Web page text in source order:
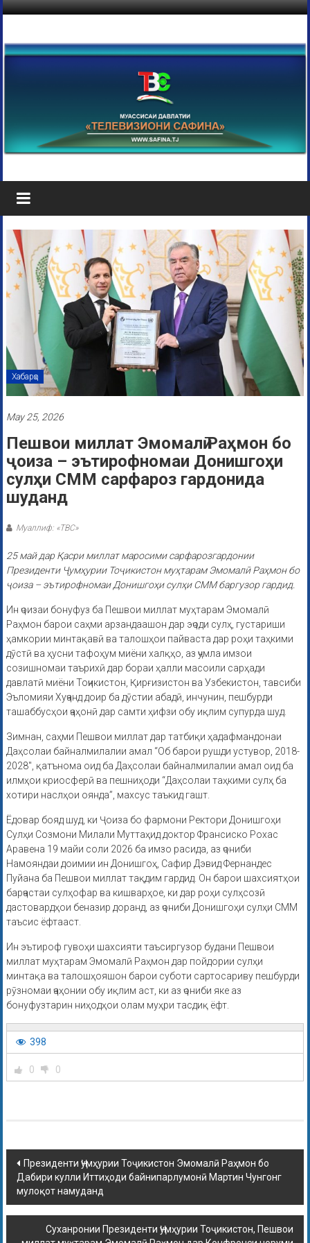
Хабарҳо
May 25, 2026
Пешвои миллат Эмомалӣ Раҳмон бо
ҷоиза – эътирофномаи Донишгоҳи
сулҳи СММ сарфароз гардонида
шуданд
Муаллиф: «ТВС»
25 май дар Қасри миллат маросими сарфарозгардонии
Президенти Ҷумҳурии Тоҷикистон муҳтарам Эмомалӣ Раҳмон бо
ҷоиза – эътирофномаи Донишгоҳи сулҳи СММ баргузор гардид.
Ин ҷоизаи бонуфуз ба Пешвои миллат муҳтарам Эмомалӣ
Раҳмон барои саҳми арзандаашон дар эҷоди сулҳ, густариши
ҳамкории минтақавӣ ва талошҳои пайваста дар роҳи таҳкими
дӯстӣ ва ҳусни тафоҳум миёни халқҳо, аз ҷумла имзои
созишномаи таърихӣ дар бораи ҳалли масоили сарҳади
давлатӣ миёни Тоҷикистон, Қирғизистон ва Узбекистон, тавсиби
Эъломияи Хуҷанд доир ба дӯстии абадӣ, инчунин, пешбурди
ташаббусҳои ҷаҳонӣ дар самти ҳифзи обу иқлим супурда шуд.
Зимнан, саҳми Пешвои миллат дар татбиқи ҳадафмандонаи
Даҳсолаи байналмилалии амал “Об барои рушди устувор, 2018-
2028″, қатънома оид ба Даҳсолаи байналмилалии амал оид ба
илмҳои криосферӣ ва пешниҳоди “Даҳсолаи таҳкими сулҳ ба
хотири наслҳои оянда”, махсус таъкид гашт.
Ёдовар бояд шуд, ки Ҷоиза бо фармони Ректори Донишгоҳи
Сулҳи Созмони Милали Муттаҳид доктор Франсиско Рохас
Аравена 19 майи соли 2026 ба имзо расида, аз ҷониби
Намояндаи доимии ин Донишгоҳ, Сафир Дэвид Фернандес
Пуйана ба Пешвои миллат тақдим гардид. Он барои шахсиятҳои
барҷастаи сулҳофар ва кишварҳое, ки дар роҳи сулҳсозӣ
дастовардҳои беназир доранд, аз ҷониби Донишгоҳи сулҳи СММ
таъсис ёфтааст.
Ин эътироф гувоҳи шахсияти таъсиргузор будани Пешвои
миллат муҳтарам Эмомалӣ Раҳмон дар пойдории сулҳи
минтақа ва талошҳояшон барои суботи сартосариву пешбурди
рӯзномаи ҷаҳонии обу иқлим аст, ки аз ҷониби яке аз
бонуфузтарин ниҳодҳои олам муҳри тасдиқ ёфт.
398
0 0
Президенти Ҷумҳурии Тоҷикистон Эмомалӣ Раҳмон бо
Дабири кулли Иттиҳоди байнипарлумонӣ Мартин Чунгонг
мулоқот намуданд
Суханронии Президенти Ҷумҳурии Тоҷикистон, Пешвои